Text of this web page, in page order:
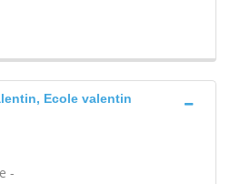
Ecole valentin
-